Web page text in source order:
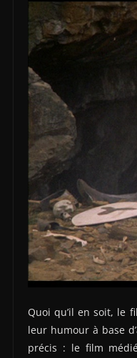
Quoi qu’il en soit, le
leur humour à base
précis : le film